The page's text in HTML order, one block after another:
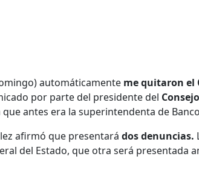
automáticamente me quitaron el
por parte del presidente del
que antes era la superintendenta de
afirmó que presentará dos denuncias.
del Estado, que otra será presentada